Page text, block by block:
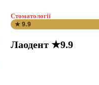
Стоматології
★ 9.9
Лаодент ★9.9